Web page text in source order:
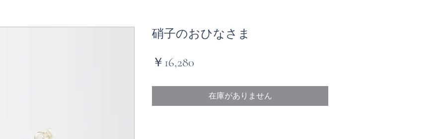
硝子のおひなさま
￥16,280
在庫がありません